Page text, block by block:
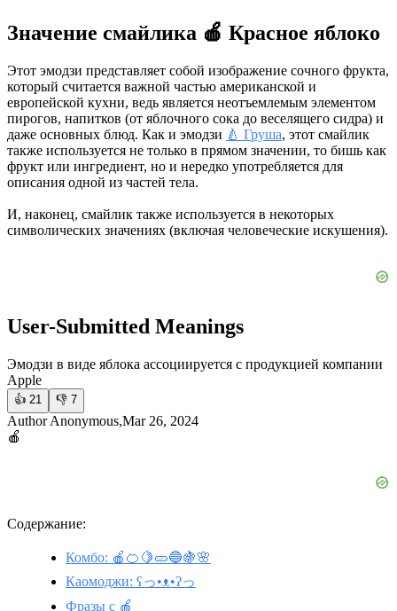
Значение смайлика 🍎 Красное яблоко
Этот эмодзи представляет собой изображение сочного фрукта,
который считается важной частью американской и
европейской кухни, ведь является неотъемлемым элементом
пирогов, напитков (от яблочного сока до веселящего сидра) и
даже основных блюд. Как и эмодзи 🍐 Груша, этот смайлик
также используется не только в прямом значении, то бишь как
фрукт или ингредиент, но и нередко употребляется для
описания одной из частей тела.
И, наконец, смайлик также используется в некоторых
символических значениях (включая человеческие искушения).
User-Submitted Meanings
Эмодзи в виде яблока ассоциируется с продукцией компании
Apple
👍 21 👎 7
Author Anonymous,Mar 26, 2024
🍎
Содержание:
Комбо: 🍎🍊🍋🥒🔵🍇🌸
Каомоджи: ʕっ•ᴥ•ʔっ
Фразы с 🍎